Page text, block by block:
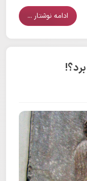
ادامه نوشتار ...